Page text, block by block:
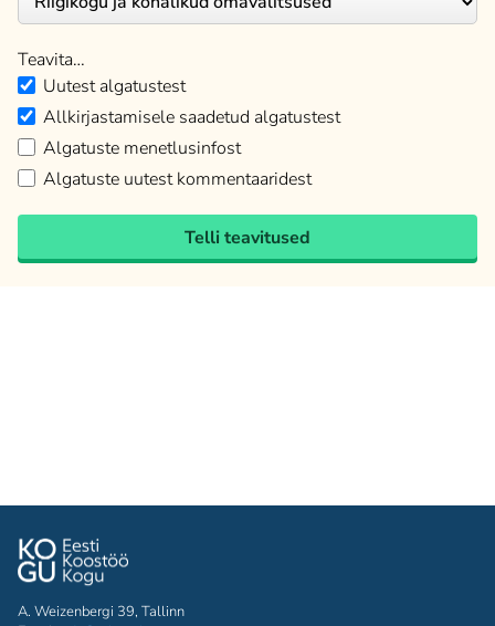
Teavita…
Uutest algatustest
Allkirjastamisele saadetud algatustest
Algatuste menetlusinfost
Algatuste uutest kommentaaridest
Telli teavitused
A. Weizenbergi 39, Tallinn